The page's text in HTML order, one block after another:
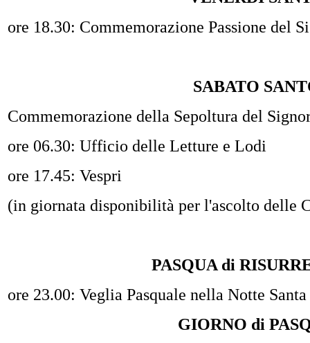
ore 18.30: Commemorazione Passione del
SABATO
Commemorazione della Sepoltura del
ore 06.30: Ufficio delle Letture e Lodi
ore 17.45: Vespri
(in giornata disponibilità per l'ascolto delle
PASQUA di
ore 23.00: Veglia Pasquale nella Notte Santa
GIORNO di